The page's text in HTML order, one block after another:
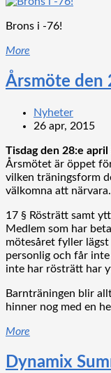
Brons i -76!
More
Årsmöte den
Nyheter
26 apr, 2015
Tisdag den 28:e april
Årsmötet är öppet
vilken träningsform
välkomna att närvara.
17 § Rösträtt samt
Medlem som har
mötesåret fyller
personlig och får
inte har rösträtt har
Barnträningen blir
hinner nog med en
More
Dynamix